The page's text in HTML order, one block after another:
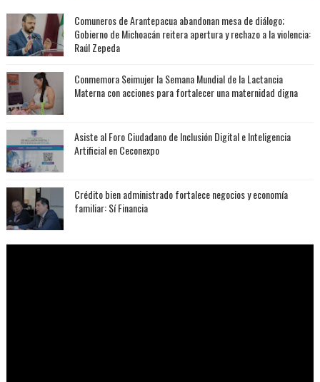
Comuneros de Arantepacua abandonan mesa de diálogo;
Gobierno de Michoacán reitera apertura y rechazo a la violencia:
Raúl Zepeda
Conmemora Seimujer la Semana Mundial de la Lactancia
Materna con acciones para fortalecer una maternidad digna
Asiste al Foro Ciudadano de Inclusión Digital e Inteligencia
Artificial en Ceconexpo
Crédito bien administrado fortalece negocios y economía
familiar: Sí Financia